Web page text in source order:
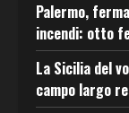
Palermo,
incendi: otto
La Sicilia del
campo largo